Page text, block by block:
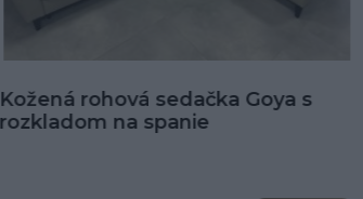
Kožená sedačka Alexandria v tvare
U